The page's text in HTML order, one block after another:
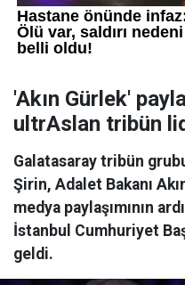
'Akın Gürlek'
ultrAslan tribün
Galatasaray tribün
Şirin, Adalet Bakanı
medya paylaşımının
İstanbul Cumhuriyet
geldi.